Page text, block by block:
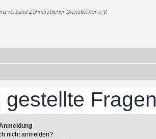
Zahnärztlicher Dienstleister e.V.
gestellte
nicht anmelden?